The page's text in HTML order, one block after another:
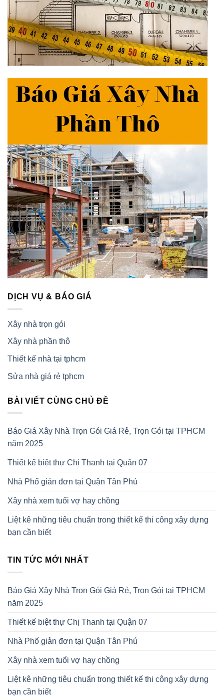
DỊCH VỤ & BÁO GIÁ
Xây nhà trọn gói
Xây nhà phần thô
Thiết kế nhà tại tphcm
Sửa nhà giá rẻ tphcm
BÀI VIẾT CÙNG CHỦ ĐỀ
Báo Giá Xây Nhà Trọn Gói Giá Rẻ, Trọn Gói tại TPHCM
năm 2025
Thiết kế biệt thự Chị Thanh tại Quận 07
Nhà Phố giản đơn tại Quận Tân Phú
Xây nhà xem tuổi vợ hay chồng
Liệt kê những tiêu chuẩn trong thiết kế thi công xây dựng
bạn cần biết
TIN TỨC MỚI NHẤT
Báo Giá Xây Nhà Trọn Gói Giá Rẻ, Trọn Gói tại TPHCM
năm 2025
Thiết kế biệt thự Chị Thanh tại Quận 07
Nhà Phố giản đơn tại Quận Tân Phú
Xây nhà xem tuổi vợ hay chồng
Liệt kê những tiêu chuẩn trong thiết kế thi công xây dựng
bạn cần biết